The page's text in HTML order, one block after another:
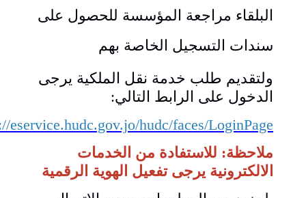
البلقاء مراجعة المؤسسة للحصول على
سندات التسجيل الخاصة بهم
ولتقديم طلب خدمة نقل الملكية يرجى
الدخول على الرابط التالي:
https://eservice.hudc.gov.jo/hudc/faces/LoginPage
ملاحظة: للاستفادة من الخدمات
الالكترونية يرجى تفعيل الهوية الرقمية